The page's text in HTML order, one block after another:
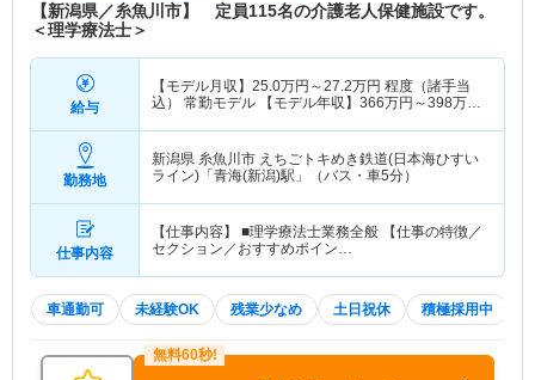
【新潟県／糸魚川市】 定員115名の介護老人保健施設です。
＜理学療法士＞
給与
【モデル月収】 25.0万円～27.2万円 程度（諸手当
込） 常勤モデル 【モデル年収】 366万円～398万円
勤務地
新潟県 糸魚川市 えちごトキめき鉄道(日本海ひすい
ライン)「青海(新潟)駅」（バス・車5分）
仕事内容
【仕事内容】 ■理学療法士業務全般 【仕事の特徴／
セクション／おすすめポイン…
車通勤可 未経験OK 残業少なめ 土日祝休 積極採用中